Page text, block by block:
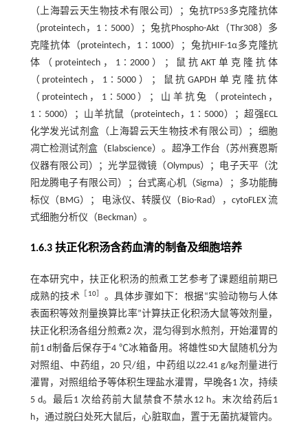
（上海碧云天生物技术有限公司）；兔抗TP53多克隆抗体
（proteintech，1∶5000）；兔抗Phospho-Akt（Thr308）多
克隆抗体（proteintech，1∶1000）；兔抗HIF-1α多克隆抗
体（proteintech，1∶2000）；鼠抗AKT单克隆抗体
（proteintech，1∶5000）；鼠抗GAPDH单克隆抗体
（proteintech，1∶5000）；山羊抗兔（proteintech，
1∶5000）；山羊抗鼠（proteintech，1∶5000）；超强ECL
化学发光试剂盒（上海碧云天生物技术有限公司）；细胞
凋亡检测试剂盒（Elabscience）。超净工作台（苏州赛恩斯
仪器有限公司）；光学显微镜（Olympus）；电子天平（沈
阳龙腾电子有限公司）；台式离心机（Sigma）；多功能酶
标仪（BMG）； 电泳仪、转膜仪（Bio-Rad），cytoFLEX 流
式细胞分析仪（Beckman）。
1.6.3 扶正化积汤含药血清的制备及细胞培养
在本研究中，扶正化积汤的煎煮工艺参考了课题组前期已
成熟的技术
10］ 。具体步骤如下：根据“实验动物与人体
表面积等效剂量换算比率”计算扶正化积汤大鼠等效剂量，
扶正化积汤各组分煎煮2 次，混匀得到水煎剂，开始灌胃的
前1 d制备后保存于4 ℃冰箱备用。将雄性SD大鼠随机分为
对照组、中药组，20 只/组，中药组以22.41 g/kg剂量进行
灌胃，对照组给予等体积生理盐水灌胃，早晚各1 次，持续
5 d。最后1 次给药前大鼠禁食不禁水12 h。末次给药后1
h，通过脱臼处死大鼠后，心脏取血，置于无菌抗凝管内。